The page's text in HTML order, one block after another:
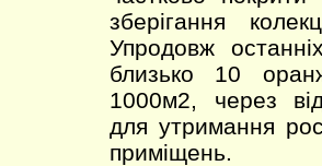
зберігання
Упродовж
близько 10
1000м2, через
для утримання
приміщень.